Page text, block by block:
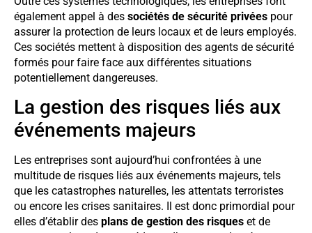
également appel à des sociétés de sécurité privées pour
assurer la protection de leurs locaux et de leurs employés.
Ces sociétés mettent à disposition des agents de sécurité
formés pour faire face aux différentes situations
potentiellement dangereuses.
La gestion des risques liés aux
événements majeurs
Les entreprises sont aujourd’hui confrontées à une
multitude de risques liés aux événements majeurs, tels
que les catastrophes naturelles, les attentats terroristes
ou encore les crises sanitaires. Il est donc primordial pour
elles d’établir des plans de gestion des risques et de